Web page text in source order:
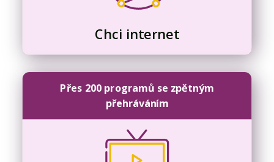
Chci internet
Přes 200 programů se zpětným
přehráváním